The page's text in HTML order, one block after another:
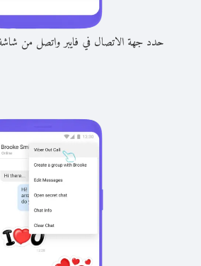
حدد جهة الاتصال في فايبر واتصل من شاشة